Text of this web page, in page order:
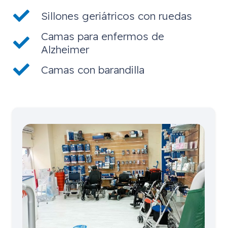
Sillones geriátricos con ruedas
Camas para enfermos de
Alzheimer
Camas con barandilla